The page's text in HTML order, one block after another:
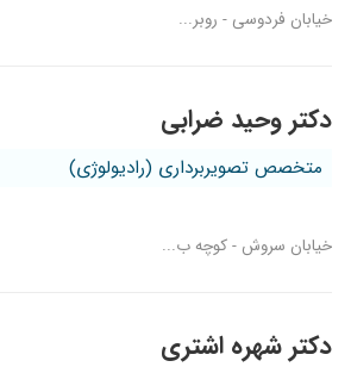
خیابان فردوسی - روبر...
دکتر وحید ضرابی
متخصص تصویربرداری (رادیولوژی)
خیابان سروش - کوچه ب...
دکتر شهره اشتری